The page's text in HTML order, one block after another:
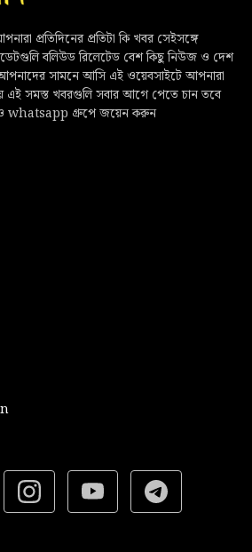
প্রতিদিনের প্রতিটা কি খবর সেইসঙ্গে
বলিউড রিলেটেড বেশ কিছু নিউজ ও দেশ
আপনাদের সামনে আসি এই ওয়েবসাইটে আপনারা
এই সমস্ত খবরগুলি সবার আগে পেতে চান তবে
ও whatsapp গ্রুপে জয়েন করুন